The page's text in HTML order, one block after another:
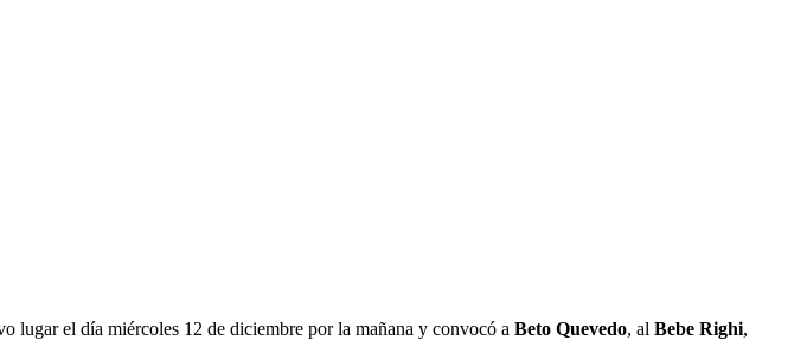
lugar el día miércoles 12 de diciembre por la mañana y convocó a Beto Quevedo, al Bebe Righi,